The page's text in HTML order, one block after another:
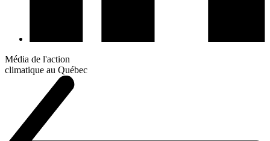
Média de l'action
climatique au Québec